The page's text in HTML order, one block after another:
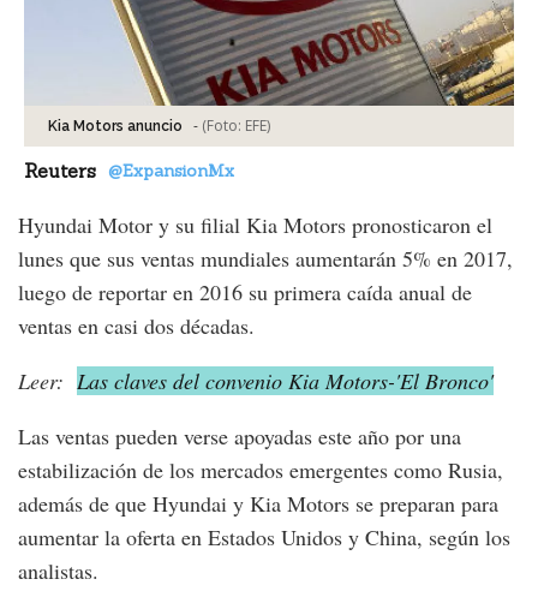
Kia Motors anuncio - (Foto: EFE)
Reuters @ExpansionMx
Hyundai Motor y su filial Kia Motors pronosticaron el
lunes que sus ventas mundiales aumentarán 5% en 2017,
luego de reportar en 2016 su primera caída anual de
ventas en casi dos décadas.
Leer: Las claves del convenio Kia Motors-'El Bronco'
Las ventas pueden verse apoyadas este año por una
estabilización de los mercados emergentes como Rusia,
además de que Hyundai y Kia Motors se preparan para
aumentar la oferta en Estados Unidos y China, según los
analistas.